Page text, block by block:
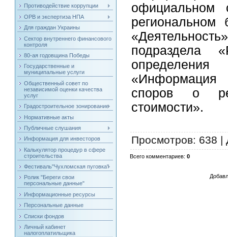
Противодействие коррупции
ОРВ и экспертиза НПА
Для граждан Украины
Сектор внутреннего финансового
контроля
80-ая годовщина Победы
Государственные и
муниципальные услуги
Общественный совет по
независимой оценки качества
услуг
Градостроительное зонирование
Нормативные акты
Публичные слушания
Информация для инвесторов
Калькулятор процедур в сфере
строительства
Фестиваль"Чухломская пуговка"
Ролик "Береги свои
персональные данные"
Информационные ресурсы
Персональные данные
Списки фондов
Личный кабинет
налогоплатильщика
официальном
региональном
подраздела
определения
«Информация
споров о
стоимости».
Просмотров: 638 |
Всего комментариев:0